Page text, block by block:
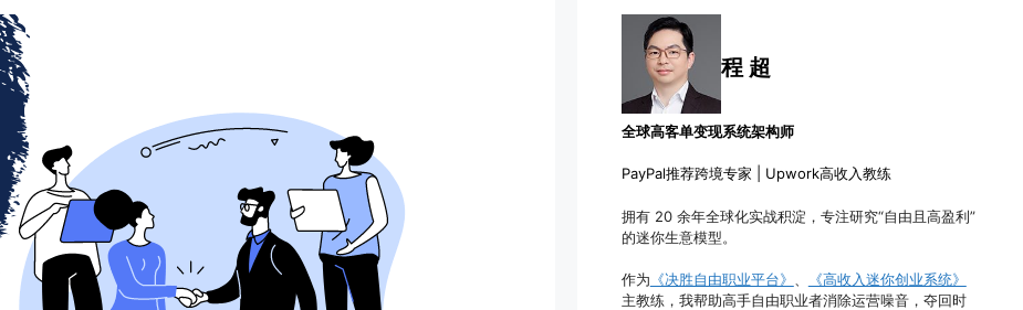
程 超
全球高客单变现系统架构师
PayPal推荐跨境专家 | Upwork高收入教练
拥有 20 余年全球化实战积淀，专注研究“自由且高盈利”
的迷你生意模型。
作为 《决胜自由职业平台》
《高收入迷你创业系统》
主教练，我帮助高手自由职业者消除运营噪音，夺回时